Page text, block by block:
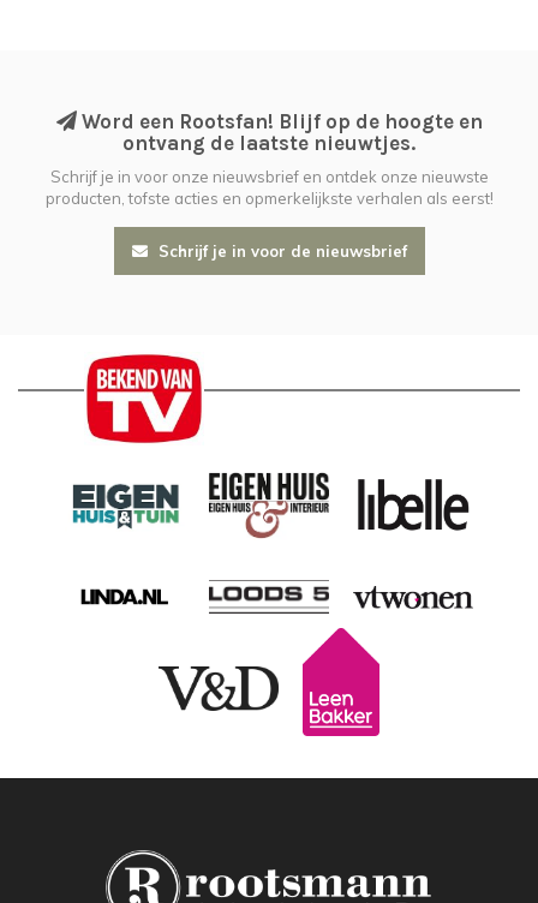
Word een Rootsfan! Blijf op de hoogte en
ontvang de laatste nieuwtjes.
Schrijf je in voor onze nieuwsbrief en ontdek onze nieuwste
producten, tofste acties en opmerkelijkste verhalen als eerst!
Schrijf je in voor de nieuwsbrief